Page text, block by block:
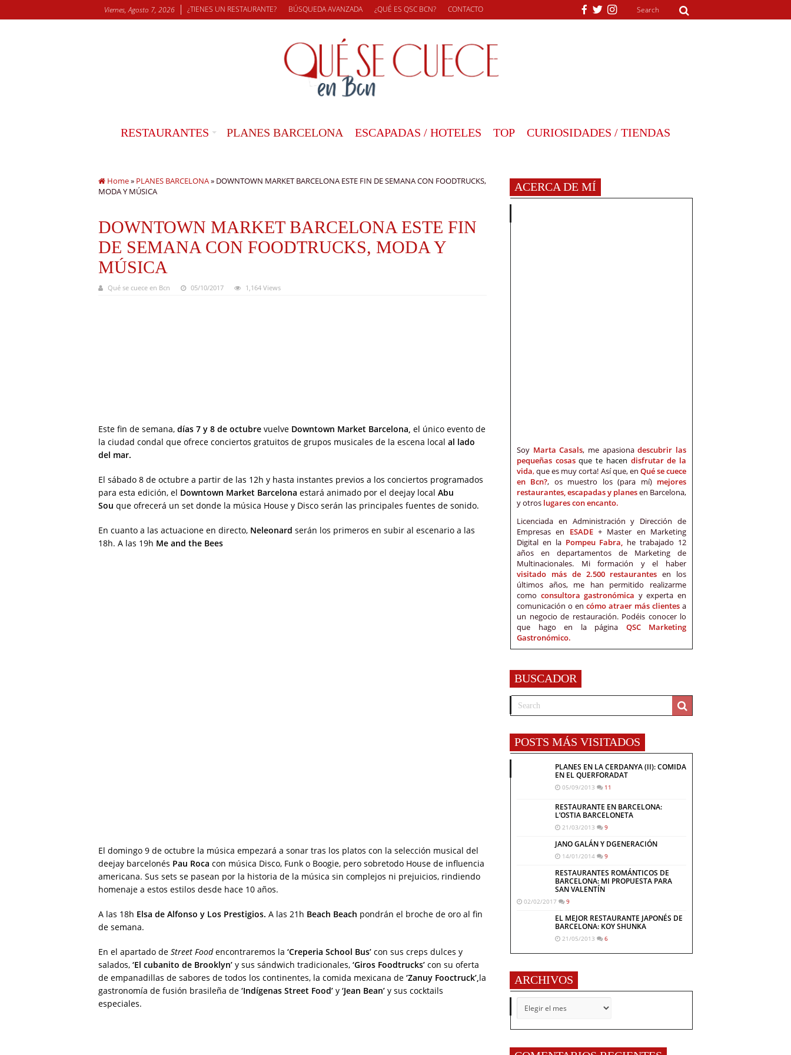
Viernes, Agosto 7, 2026 ¿TIENES UN RESTAURANTE? BÚSQUEDA AVANZADA ¿QUÉ ES QSC BCN? CONTACTO
RESTAURANTES PLANES BARCELONA ESCAPADAS / HOTELES TOP CURIOSIDADES / TIENDAS
Home» PLANES BARCELONA» DOWNTOWN MARKET BARCELONA ESTE FIN DE SEMANA CON FOODTRUCKS,
MODA Y MÚSICA
DOWNTOWN MARKET BARCELONA ESTE FIN
DE SEMANA CON FOODTRUCKS, MODA Y
MÚSICA
Qué se cuece en Bcn 05/10/2017 1,164 Views
Este fin de semana, días 7 y 8 de octubre vuelve Downtown Market Barcelona, el único evento de
la ciudad condal que ofrece conciertos gratuitos de grupos musicales de la escena local al lado
del mar.
El sábado 8 de octubre a partir de las 12h y hasta instantes previos a los conciertos programados
para esta edición, el Downtown Market Barcelona estará animado por el deejay local Abu
Sou que ofrecerá un set donde la música House y Disco serán las principales fuentes de sonido.
En cuanto a las actuacione en directo, Neleonard serán los primeros en subir al escenario a las
18h. A las 19h Me and the Bees
El domingo 9 de octubre la música empezará a sonar tras los platos con la selección musical del
deejay barcelonés Pau Roca con música Disco, Funk o Boogie, pero sobretodo House de influencia
americana. Sus sets se pasean por la historia de la música sin complejos ni prejuicios, rindiendo
homenaje a estos estilos desde hace 10 años.
A las 18h Elsa de Alfonso y Los Prestigios. A las 21h Beach Beach pondrán el broche de oro al fin
de semana.
En el apartado de Street Foodencontraremos la ‘Creperia School Bus’ con sus creps dulces y
salados, ‘El cubanito de Brooklyn’ y sus sándwich tradicionales, ‘Giros Foodtrucks’ con su oferta
de empanadillas de sabores de todos los continentes, la comida mexicana de ‘Zanuy Fooctruck’,la
gastronomía de fusión brasileña de ‘Indígenas Street Food’ y ‘Jean Bean’ y sus cocktails
especiales.
ACERCA DE MÍ
Soy Marta Casals, me apasionadescubrir las
pequeñas cosasque te hacen disfrutar de la
vida,que es muy corta! Así que, en Qué se cuece
en Bcn?, os muestro los (para mí) mejores
restaurantes, escapadas y planesen Barcelona,
y otros lugares con encanto.
Licenciada en Administración y Dirección de
Empresas en ESADE+ Master en Marketing
Digital en la Pompeu Fabra, he trabajado 12
años en departamentos de Marketing de
Multinacionales. Mi formación y el haber
visitado más de 2.500 restaurantes en los
últimos años, me han permitido realizarme
como consultora gastronómica y experta en
comunicación o en cómo atraer más clientes a
un negocio de restauración. Podéis conocer lo
que hago en la página QSC Marketing
Gastronómico.
BUSCADOR
POSTS MÁS VISITADOS
PLANES EN LA CERDANYA (II): COMIDA
EN EL QUERFORADAT
05/09/2013 11
RESTAURANTE EN BARCELONA:
L’OSTIA BARCELONETA
21/03/2013 9
JANO GALÁN Y DGENERACIÓN
14/01/2014 9
RESTAURANTES ROMÁNTICOS DE
BARCELONA: MI PROPUESTA PARA
SAN VALENTÍN
02/02/2017 9
EL MEJOR RESTAURANTE JAPONÉS DE
BARCELONA: KOY SHUNKA
21/05/2013 6
ARCHIVOS
ARCHIVOS